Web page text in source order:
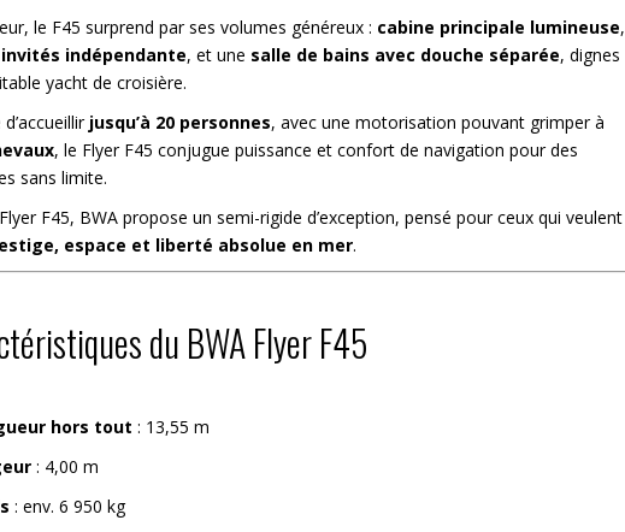
le F45 surprend par ses volumes généreux : cabine principale lumineuse,
indépendante, et une salle de bains avec douche séparée, dignes
yacht de croisière.
jusqu’à 20 personnes, avec une motorisation pouvant grimper à
, le Flyer F45 conjugue puissance et confort de navigation pour des
sans limite.
F45, BWA propose un semi-rigide d’exception, pensé pour ceux qui veulent
espace et liberté absolue en mer.
du BWA Flyer F45
hors tout : 13,55 m
: 4,00 m
: env. 6 950 kg